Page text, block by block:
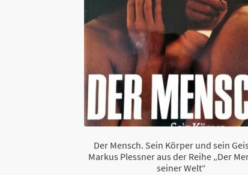
Der Mensch. Sein Körper und sein
Markus Plessner aus der Reihe „Der
seiner Welt“